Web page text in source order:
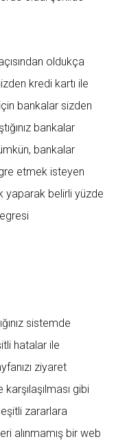
oldukça
kredi kartı ile
bankalar sizden
bankalar
bankalar
etmek isteyen
yaparak belirli yüzde
sistemde
hatalar ile
ziyaret
gibi
zararlara
alınmamış bir web